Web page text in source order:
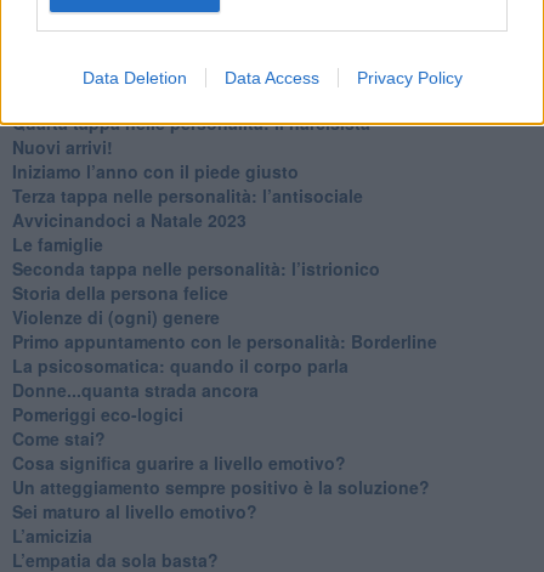
Data Deletion Data Access Privacy Policy
Ma ti ascolti?
Non dare niente per scontato
Quarta tappa nelle personalità: il narcisista
​Nuovi arrivi!
​Iniziamo l’anno con il piede giusto
​Terza tappa nelle personalità: l’antisociale
​Avvicinandoci a Natale 2023
Le famiglie
Seconda tappa nelle personalità: l’istrionico
​Storia della persona felice
Violenze di (ogni) genere
​Primo appuntamento con le personalità: Borderline
La psicosomatica: quando il corpo parla
Donne...quanta strada ancora
​Pomeriggi eco-logici
​Come stai?
Cosa significa guarire a livello emotivo?
​Un atteggiamento sempre positivo è la soluzione?
​Sei maturo al livello emotivo?
​L’amicizia
​L’empatia da sola basta?